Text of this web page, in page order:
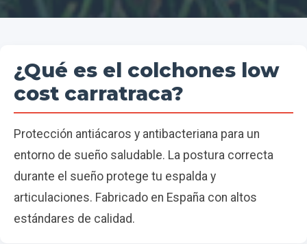
¿Qué es el colchones low
cost carratraca?
Protección antiácaros y antibacteriana para un
entorno de sueño saludable. La postura correcta
durante el sueño protege tu espalda y
articulaciones. Fabricado en España con altos
estándares de calidad.